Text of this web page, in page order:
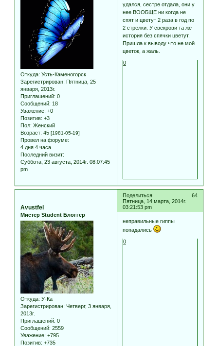
Откуда: Усть-Каменогорск
Зарегистрирован: Пятница, 25
января, 2013г.
Приглашений: 0
Сообщений: 18
Уважение: +0
Позитив: +3
Пол: Женский
Возраст: 45 [1981-05-19]
Провел на форуме:
4 дня 4 часа
Последний визит:
Суббота, 23 августа, 2014г. 08:07:45
pm
удался, сестре отдала, они у
нее ВООБЩЕ ни когда не
спят и цветут 2 раза в год по
2 стрелки. У свекрови та же
история без спячки цветут.
Пришла к выводу что не мой
цветок, а жаль.
0
Поделиться
64
Пятница, 14 марта, 2014г.
03:21:53 pm
Avustfel
Мистер Student Блоггер
Откуда: У-Ка
Зарегистрирован: Четверг, 3 января,
2013г.
Приглашений: 0
Сообщений: 2559
Уважение: +795
Позитив: +735
неправильные гиппы
попадались
0